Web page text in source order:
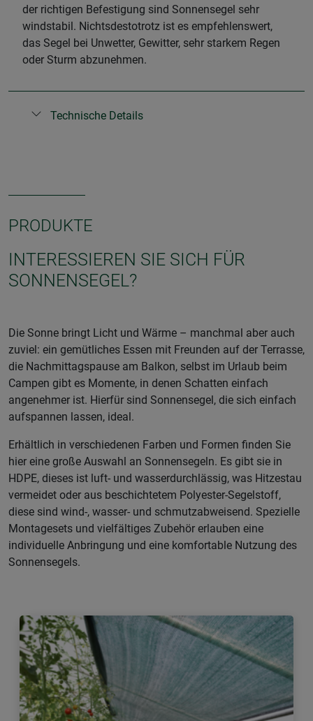
der richtigen Befestigung sind Sonnensegel sehr
windstabil. Nichtsdestotrotz ist es empfehlenswert,
das Segel bei Unwetter, Gewitter, sehr starkem Regen
oder Sturm abzunehmen.
Technische Details
PRODUKTE
INTERESSIEREN SIE SICH FÜR
SONNENSEGEL?
Die Sonne bringt Licht und Wärme – manchmal aber auch
zuviel: ein gemütliches Essen mit Freunden auf der Terrasse,
die Nachmittagspause am Balkon, selbst im Urlaub beim
Campen gibt es Momente, in denen Schatten einfach
angenehmer ist. Hierfür sind Sonnensegel, die sich einfach
aufspannen lassen, ideal.
Erhältlich in verschiedenen Farben und Formen finden Sie
hier eine große Auswahl an Sonnensegeln. Es gibt sie in
HDPE, dieses ist luft- und wasserdurchlässig, was Hitzestau
vermeidet oder aus beschichtetem Polyester-Segelstoff,
diese sind wind-, wasser- und schmutzabweisend. Spezielle
Montagesets und vielfältiges Zubehör erlauben eine
individuelle Anbringung und eine komfortable Nutzung des
Sonnensegels.